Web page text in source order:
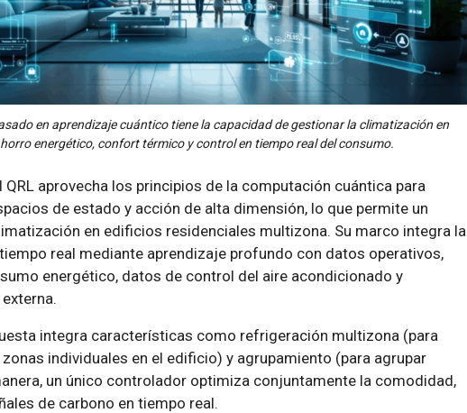
en aprendizaje cuántico tiene la capacidad de gestionar la climatización en
energético, confort térmico y control en tiempo real del consumo.
aprovecha los principios de la computación cuántica para
de estado y acción de alta dimensión, lo que permite un
en edificios residenciales multizona. Su marco integra la
real mediante aprendizaje profundo con datos operativos,
energético, datos de control del aire acondicionado y
integra características como refrigeración multizona (para
individuales en el edificio) y agrupamiento (para agrupar
un único controlador optimiza conjuntamente la comodidad,
de carbono en tiempo real.